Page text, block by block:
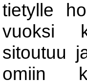
tietylle
vuoksi
sitoutuu
omiin